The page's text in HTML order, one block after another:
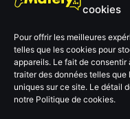
cookies
Pour offrir les meilleures
telles que les cookies pour
appareils. Le fait de
traiter des données telles
uniques sur ce site. Le détail
notre Politique de cookies.
Si tu ne peux pas
simples :
1) Clique sur les 3
2) Puis « Ouvrir dans le